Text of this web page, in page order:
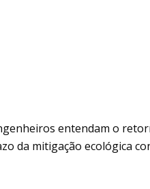
entendam o
da mitigação ecológica